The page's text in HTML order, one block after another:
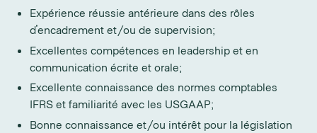
Expérience réussie antérieure dans des rôles
d'encadrement et/ou de supervision;
Excellentes compétences en leadership et en
communication écrite et orale;
Excellente connaissance des normes comptables
IFRS et familiarité avec les USGAAP;
Bonne connaissance et/ou intérêt pour la législation